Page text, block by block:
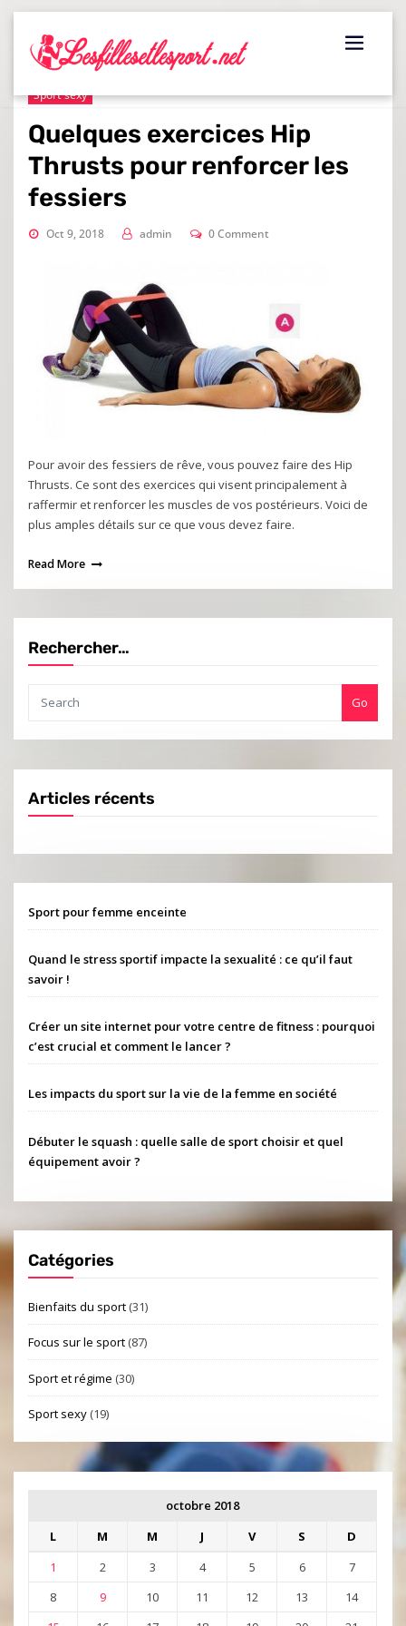
Skip
content
Sport sexy
Quelques exercices Hip
Thrusts pour renforcer les
fessiers
Oct 9, 2018 admin 0 Comment
Pour avoir des fessiers de rêve, vous pouvez faire des Hip
Thrusts. Ce sont des exercices qui visent principalement à
raffermir et renforcer les muscles de vos postérieurs. Voici de
plus amples détails sur ce que vous devez faire.
Read More
Rechercher…
Go
Articles récents
Sport pour femme enceinte
Quand le stress sportif impacte la sexualité : ce qu’il faut
savoir !
Créer un site internet pour votre centre de fitness : pourquoi
c’est crucial et comment le lancer ?
Les impacts du sport sur la vie de la femme en société
Débuter le squash : quelle salle de sport choisir et quel
équipement avoir ?
Catégories
Bienfaits du sport (31)
Focus sur le sport (87)
Sport et régime (30)
Sport sexy (19)
octobre 2018
L
M M J V S
D
1
2 3 4 5 6
7
8
9 10 11 12 13
14